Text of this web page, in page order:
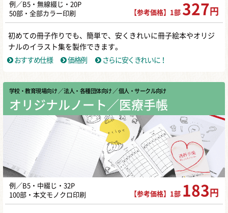
例／B5・無線綴じ・20P
50部・全部カラー印刷
【参考価格】1部 327 円
初めての冊子作りでも、簡単で、安くきれいに冊子絵本やオリジ
ナルのイラスト集を製作できます。
おすすめ仕様
価格例 さらに安くきれいに！
学校・教育現場向け ／ 法人・各種団体向け ／ 個人・サークル向け
オリジナルノート／医療手帳
例／B5・中綴じ・32P
100部・本文モノクロ印刷
【参考価格】1部 183 円